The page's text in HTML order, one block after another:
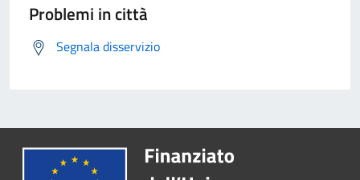
Problemi in città
Segnala disservizio